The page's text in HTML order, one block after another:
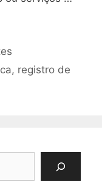
, registro de